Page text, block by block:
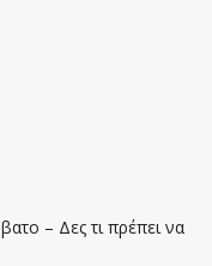
– Δες τι πρέπει να